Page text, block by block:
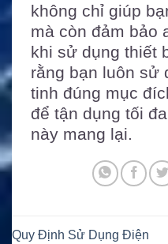
không chỉ giúp
mà còn đảm bảo
khi sử dụng thiết
rằng bạn luôn sử
tinh đúng mục
để tận dụng tối
này mang lại.
Quy Định Sử Dụng Điện